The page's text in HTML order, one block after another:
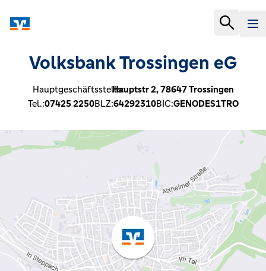
Volksbank Trossingen eG
Hauptgeschäftsstelle:Hauptstr 2,78647Trossingen
Tel.:07425 2250BLZ:64292310BIC:GENODES1TRO